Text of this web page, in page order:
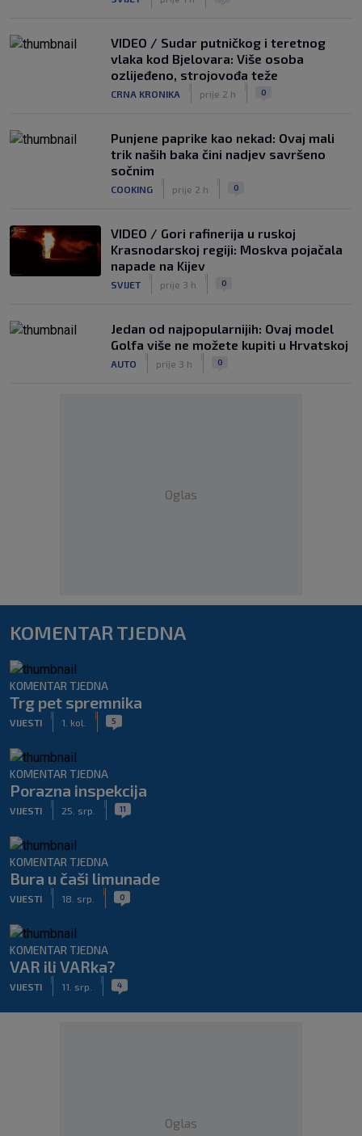
VIDEO / Sudar putničkog i teretnog
vlaka kod Bjelovara: Više osoba
ozlijeđeno, strojovođa teže
CRNA KRONIKA prije 2 h 0
Punjene paprike kao nekad: Ovaj mali
trik naših baka čini nadjev savršeno
sočnim
COOKING prije 2 h 0
VIDEO / Gori rafinerija u ruskoj
Krasnodarskoj regiji: Moskva pojačala
napade na Kijev
SVIJET prije 3 h 0
Jedan od najpopularnijih: Ovaj model
Golfa više ne možete kupiti u Hrvatskoj
AUTO prije 3 h 0
Oglas
KOMENTAR TJEDNA
KOMENTAR TJEDNA
Trg pet spremnika
VIJESTI 1. kol. 5
KOMENTAR TJEDNA
Porazna inspekcija
VIJESTI 25. srp. 11
KOMENTAR TJEDNA
Bura u čaši limunade
VIJESTI 18. srp. 0
KOMENTAR TJEDNA
VAR ili VARka?
VIJESTI 11. srp. 4
Oglas